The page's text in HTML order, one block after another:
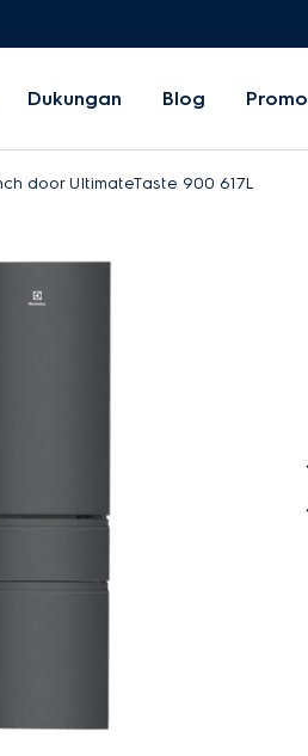
Dukungan Blog Promo
door UltimateTaste 900 617L